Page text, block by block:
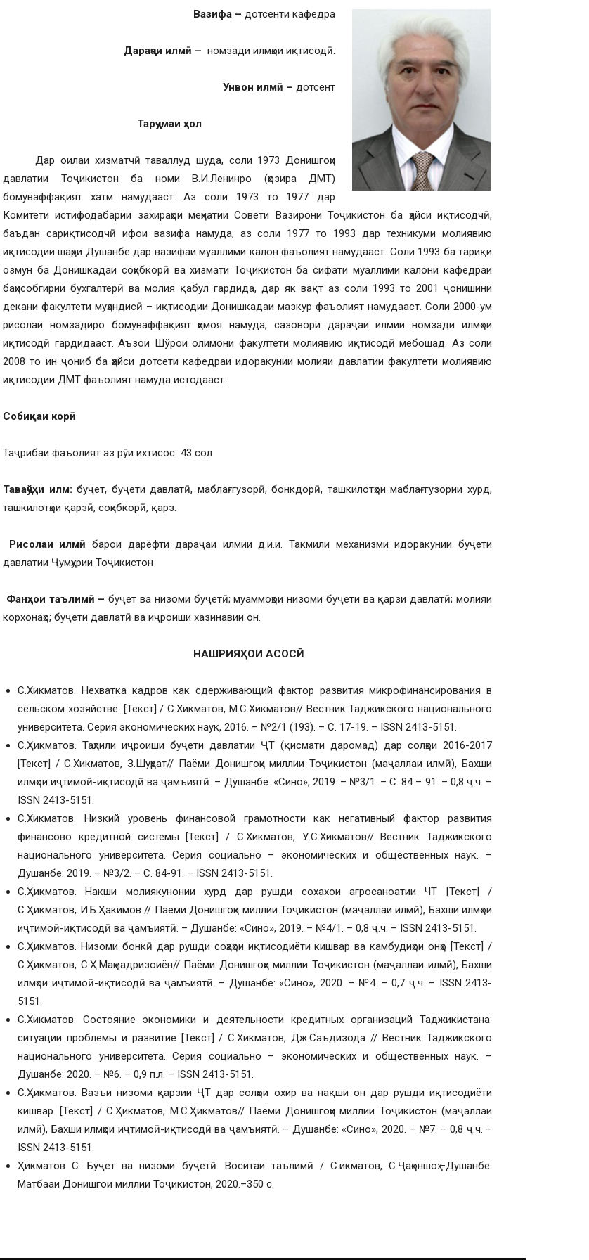
Вазифа – дотсенти кафедра
Дараҷаи илмӣ – номзади илмҳои иқтисодӣ.
Унвон илмӣ – дотсент
Тарҷумаи ҳол
Дар оилаи хизматчӣ таваллуд шуда, соли 1973 Донишгоҳи
давлатии Тоҷикистон ба номи В.И.Ленинро (ҳозира ДМТ)
бомуваффақият хатм намудааст. Аз соли 1973 то 1977 дар
Комитети истифодабарии захираҳои меҳнатии Совети Вазирони Тоҷикистон ба ҳайси иқтисодчӣ,
баъдан сариқтисодчӣ ифои вазифа намуда, аз соли 1977 то 1993 дар техникуми молиявию
иқтисодии шаҳри Душанбе дар вазифаи муаллими калон фаъолият намудааст. Соли 1993 ба тариқи
озмун ба Донишкадаи соҳибкорӣ ва хизмати Тоҷикистон ба сифати муаллими калони кафедраи
баҳисобгирии бухгалтерӣ ва молия қабул гардида, дар як вақт аз соли 1993 то 2001 ҷонишини
декани факултети муҳандисӣ – иқтисодии Донишкадаи мазкур фаъолият намудааст. Соли 2000-ум
рисолаи номзадиро бомуваффақият ҳимоя намуда, сазовори дараҷаи илмии номзади илмҳои
иқтисодӣ гардидааст. Аъзои Шўрои олимони факултети молиявию иқтисодӣ мебошад. Аз соли
2008 то ин ҷониб ба ҳайси дотсети кафедраи идоракунии молияи давлатии факултети молиявию
иқтисодии ДМТ фаъолият намуда истодааст.
Собиқаи корӣ
Таҷрибаи фаъолият аз рӯи ихтисос 43 сол
Таваҷҷўҳи илм:буҷет, буҷети давлатӣ, маблағгузорӣ, бонкдорӣ, ташкилотҳои маблағгузории хурд,
ташкилотҳои қарзӣ, соҳибкорӣ, қарз.
Рисолаи илмӣ барои дарёфти дараҷаи илмии д.и.и. Такмили механизми идоракунии буҷети
давлатии Ҷумҳурии Тоҷикистон
Фанҳои таълимӣ –буҷет ва низоми буҷетӣ; муаммоҳои низоми буҷети ва қарзи давлатӣ; молияи
корхонаҳо; буҷети давлатӣ ва иҷроиши хазинавии он.
НАШРИЯҲОИ АСОСӢ
С.Хикматов. Нехватка кадров как сдерживающий фактор развития микрофинансирования в
сельском хозяйстве. [Текст] / С.Хикматов, М.С.Хикматов// Вестник Таджикского национального
университета. Серия экономических наук, 2016. – №2/1 (193). – С. 17-19. – ISSN 2413-5151.
С.Ҳикматов. Таҳлили иҷроиши буҷети давлатии ҶТ (қисмати даромад) дар солҳои 2016-2017
[Текст] / С.Хикматов, З.Шуҳрат// Паёми Донишгоҳи миллии Тоҷикистон (маҷаллаи илмӣ), Бахши
илмҳои иҷтимоӣ-иқтисодӣ ва ҷамъиятӣ. – Душанбе: «Сино», 2019. – №3/1. – С. 84 – 91. – 0,8 ҷ.ч. –
ISSN 2413-5151.
С.Хикматов. Низкий уровень финансовой грамотности как негативный фактор развития
финансово кредитной системы [Текст] / С.Хикматов, У.С.Хикматов// Вестник Таджикского
национального университета. Серия социально – экономических и общественных наук. –
Душанбе: 2019. – №3/2. – С. 84-91. – ISSN 2413-5151.
С.Ҳикматов. Накши молиякунонии хурд дар рушди сохахои агросаноатии ЧТ [Текст] /
С.Ҳикматов, И.Б.Ҳакимов // Паёми Донишгоҳи миллии Тоҷикистон (маҷаллаи илмӣ), Бахши илмҳои
иҷтимоӣ-иқтисодӣ ва ҷамъиятӣ. – Душанбе: «Сино», 2019. – №4/1. – 0,8 ҷ.ч. – ISSN 2413-5151.
С.Ҳикматов. Низоми бонкӣ дар рушди соҳаҳои иқтисодиёти кишвар ва камбудиҳои онҳо [Текст] /
С.Ҳикматов, С.Ҳ.Маҳмадризоиён// Паёми Донишгоҳи миллии Тоҷикистон (маҷаллаи илмӣ), Бахши
илмҳои иҷтимоӣ-иқтисодӣ ва ҷамъиятӣ. – Душанбе: «Сино», 2020. – №4. – 0,7 ҷ.ч. – ISSN 2413-
5151.
С.Хикматов. Состояние экономики и деятельности кредитных организаций Таджикистана:
ситуации проблемы и развитие [Текст] / С.Хикматов, Дж.Саъдизода // Вестник Таджикского
национального университета. Серия социально – экономических и общественных наук. –
Душанбе: 2020. – №6. – 0,9 п.л. – ISSN 2413-5151.
С.Ҳикматов. Вазъи низоми қарзии ҶТ дар солҳои охир ва нақши он дар рушди иқтисодиёти
кишвар. [Текст] / С.Ҳикматов, М.С.Ҳикматов// Паёми Донишгоҳи миллии Тоҷикистон (маҷаллаи
илмӣ), Бахши илмҳои иҷтимоӣ-иқтисодӣ ва ҷамъиятӣ. – Душанбе: «Сино», 2020. – №7. – 0,8 ҷ.ч. –
ISSN 2413-5151.
Ҳикматов С. Буҷет ва низоми буҷетӣ. Воситаи таълимӣ / С.икматов, С.Ҷаҳоншоҳ.–Душанбе:
Матбааи Донишгои миллии Тоҷикистон, 2020.–350 с.